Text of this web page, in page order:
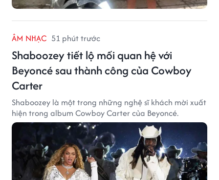
ÂM NHẠC 51 phút trước
Shaboozey tiết lộ mối quan hệ với
Beyoncé sau thành công của Cowboy
Carter
Shaboozey là một trong những nghệ sĩ khách mời xuất
hiện trong album Cowboy Carter của Beyoncé.